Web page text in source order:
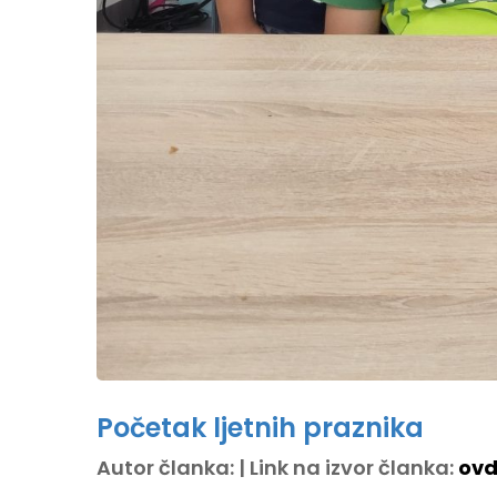
Početak ljetnih praznika
Autor članka: | Link na izvor članka: